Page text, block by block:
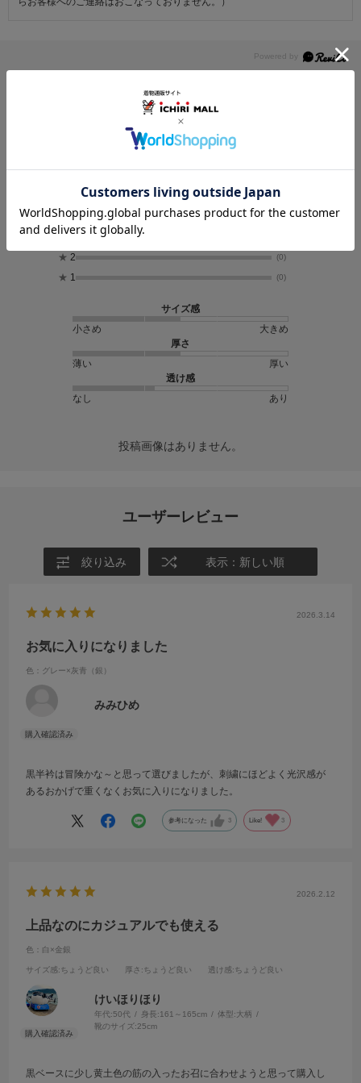
4.5
(8)
★ 4 (1)
★ 3
★ 2 (0)
★ 1 (0)
サイズ感
小さめ
大きめ
厚さ
薄い
厚い
透け感
なし
あり
投稿画像はありません。
ユーザーレビュー
絞り込み 表示：新しい順
2026.3.14
お気に入りになりました
色：グレー×灰青（銀）
みみひめ
黒半衿は冒険かな～と思って選びましたが、刺繍にほどよく光沢感が
あるおかげで重くなくお気に入りになりました。
参考になった 3 Like! 3
2026.2.12
上品なのにカジュアルでも使える
色：白×金銀
サイズ感:ちょうど良い 厚さ :ちょうど良い 透け感:ちょうど良い
けいほりほり
年代:50代 身長:161～165cm 体型:大柄
靴のサイズ:25cm
黒ベースに少し黄土色の筋の入ったお召に合わせようと思って購入し